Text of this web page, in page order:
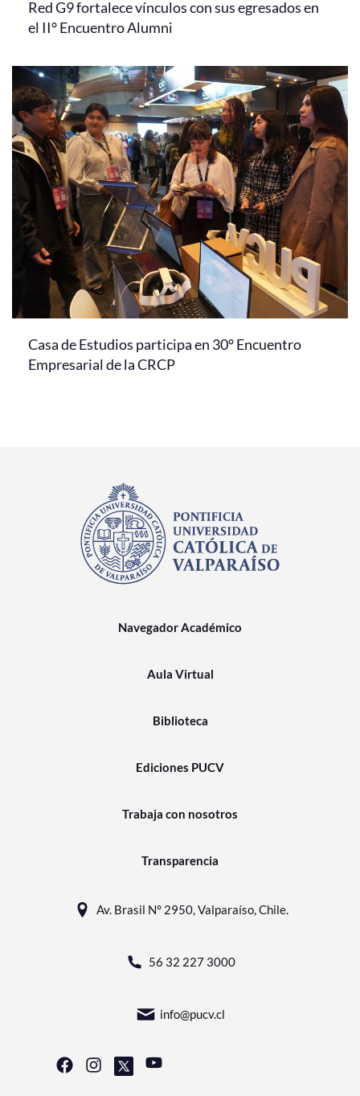
Red G9 fortalece vínculos con sus egresados en
el II° Encuentro Alumni
Casa de Estudios participa en 30° Encuentro
Empresarial de la CRCP
Navegador Académico
Aula Virtual
Biblioteca
Ediciones PUCV
Trabaja con nosotros
Transparencia
Av. Brasil N° 2950, Valparaíso, Chile.
56 32 227 3000
info@pucv.cl